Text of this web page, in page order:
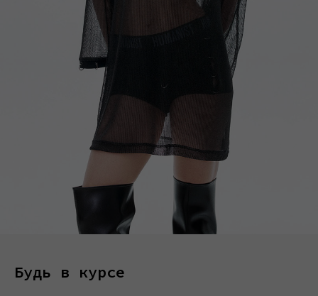
Будь в курсе